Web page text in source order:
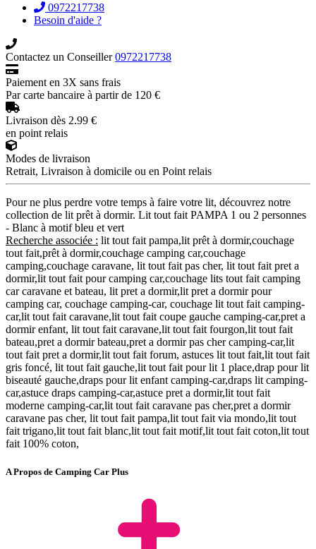
0972217738
Besoin d'aide ?
Contactez un Conseiller0972217738
Paiement en 3X sans frais
Par carte bancaire à partir de 120 €
Livraison dès 2.99 €
en point relais
Modes de livraison
Retrait, Livraison à domicile ou en Point relais
Pour ne plus perdre votre temps à faire votre lit, découvrez notre
collection de lit prêt à dormir. Lit tout fait PAMPA 1 ou 2 personnes
- Blanc à motif bleu et vert
Recherche associée : lit tout fait pampa,lit prêt à dormir,couchage
tout fait,prêt à dormir,couchage camping car,couchage
camping,couchage caravane, lit tout fait pas cher, lit tout fait pret a
dormir,lit tout fait pour camping car,couchage lits tout fait camping
car caravane et bateau, lit pret a dormir,lit pret a dormir pour
camping car, couchage camping-car, couchage lit tout fait camping-
car,lit tout fait caravane,lit tout fait coupe gauche camping-car,pret a
dormir enfant, lit tout fait caravane,lit tout fait fourgon,lit tout fait
bateau,pret a dormir bateau,pret a dormir pas cher camping-car,lit
tout fait pret a dormir,lit tout fait forum, astuces lit tout fait,lit tout fait
gris foncé, lit tout fait gauche,lit tout fait pour lit 1 place,drap pour lit
biseauté gauche,draps pour lit enfant camping-car,draps lit camping-
car,astuce draps camping-car,astuce pret a dormir,lit tout fait
moderne camping-car,lit tout fait caravane pas cher,pret a dormir
caravane pas cher, lit tout fait pampa,lit tout fait via mondo,lit tout
fait trigano,lit tout fait blanc,lit tout fait motif,lit tout fait coton,lit tout
fait 100% coton,
A Propos de Camping Car Plus